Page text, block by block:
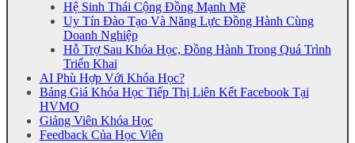
Hệ Sinh Thái Cộng Đồng Mạnh Mẽ
Uy Tín Đào Tạo Và Năng Lực Đồng Hành Cùng
Doanh Nghiệp
Hỗ Trợ Sau Khóa Học, Đồng Hành Trong Quá Trình
Triển Khai
AI Phù Hợp Với Khóa Học?
Bảng Giá Khóa Học Tiếp Thị Liên Kết Facebook Tại
HVMO
Giảng Viên Khóa Học
Feedback Của Học Viên